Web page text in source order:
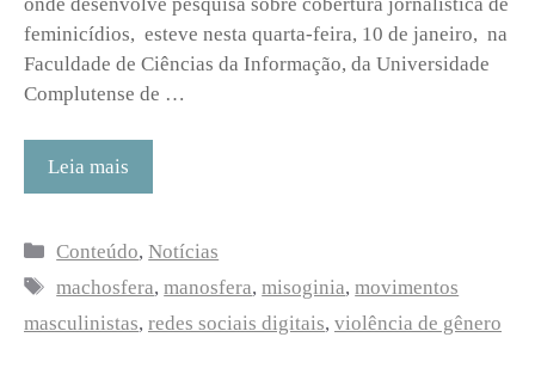
feminicídios, esteve nesta quarta-feira, 10 de janeiro, na
Faculdade de Ciências da Informação, da Universidade
Complutense de …
Leia mais
Categorias
Conteúdo,Notícias
Tags
machosfera,manosfera,misoginia,movimentos
masculinistas, redes sociais digitais, violência de gênero